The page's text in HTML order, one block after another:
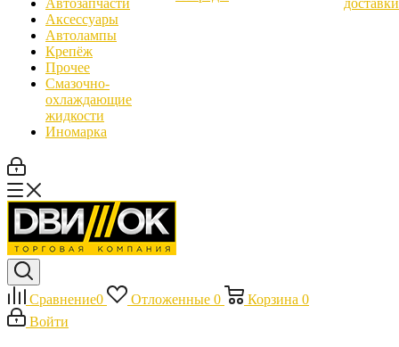
Автозапчасти
Аксессуары
Автолампы
Крепёж
Прочее
Смазочно-
охлаждающие
жидкости
Иномарка
доставки
Сравнение0 Отложенные 0 Корзина 0
Войти